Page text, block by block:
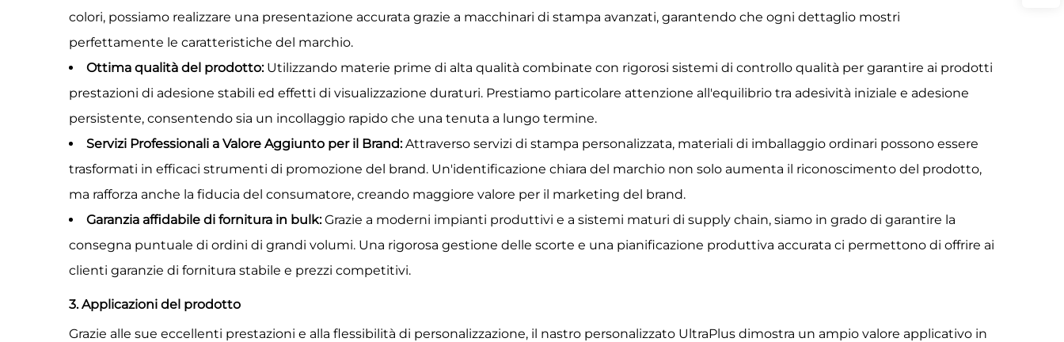
colori, possiamo realizzare una presentazione accurata grazie a macchinari di stampa avanzati, garantendo che ogni dettaglio mostri
perfettamente le caratteristiche del marchio.
Ottima qualità del prodotto: Utilizzando materie prime di alta qualità combinate con rigorosi sistemi di controllo qualità per garantire ai prodotti
prestazioni di adesione stabili ed effetti di visualizzazione duraturi. Prestiamo particolare attenzione all'equilibrio tra adesività iniziale e adesione
persistente, consentendo sia un incollaggio rapido che una tenuta a lungo termine.
Servizi Professionali a Valore Aggiunto per il Brand:Attraverso servizi di stampa personalizzata, materiali di imballaggio ordinari possono essere
trasformati in efficaci strumenti di promozione del brand. Un'identificazione chiara del marchio non solo aumenta il riconoscimento del prodotto,
ma rafforza anche la fiducia del consumatore, creando maggiore valore per il marketing del brand.
Garanzia affidabile di fornitura in bulk:Grazie a moderni impianti produttivi e a sistemi maturi di supply chain, siamo in grado di garantire la
consegna puntuale di ordini di grandi volumi. Una rigorosa gestione delle scorte e una pianificazione produttiva accurata ci permettono di offrire ai
clienti garanzie di fornitura stabile e prezzi competitivi.
3. Applicazioni del prodotto
Grazie alle sue eccellenti prestazioni e alla flessibilità di personalizzazione, il nastro personalizzato UltraPlus dimostra un ampio valore applicativo in